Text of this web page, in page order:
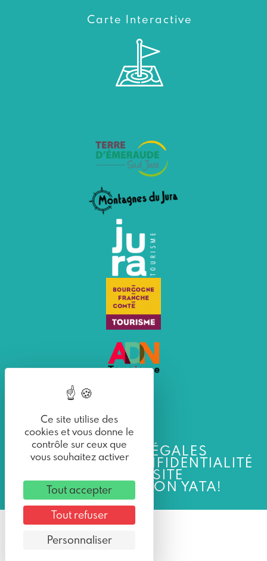
Carte Interactive
MENTIONS LÉGALES
POLITIQUE DE CONFIDENTIALITÉ
PLAN DU SITE
UNE RÉALISATION YATA!
Ce site utilise des
cookies et vous donne le
contrôle sur ceux que
vous souhaitez activer
Tout accepter
Tout refuser
Personnaliser